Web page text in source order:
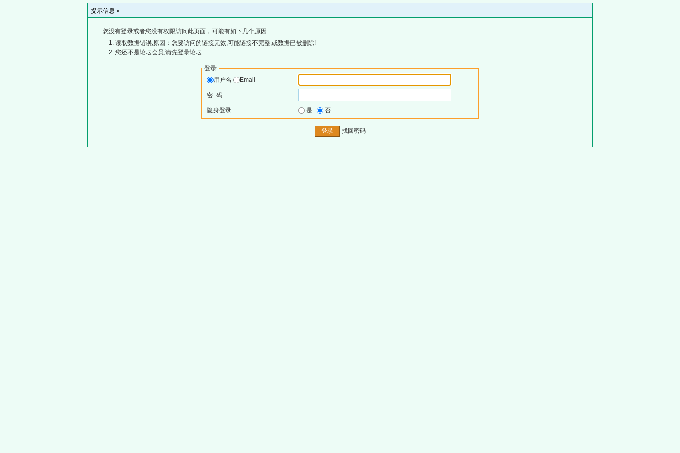
提示信息 »
您没有登录或者您没有权限访问此页面，可能有如下几个原因:
读取数据错误,原因：您要访问的链接无效,可能链接不完整,或数据已被删除!
您还不是论坛会员,请先登录论坛
登录
用户名
Email
密 码
隐身登录 是 否
找回密码